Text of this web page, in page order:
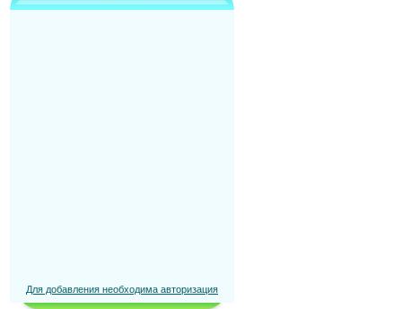
Для добавления необходима авторизация